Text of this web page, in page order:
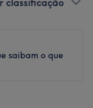
classificação
saibam o que